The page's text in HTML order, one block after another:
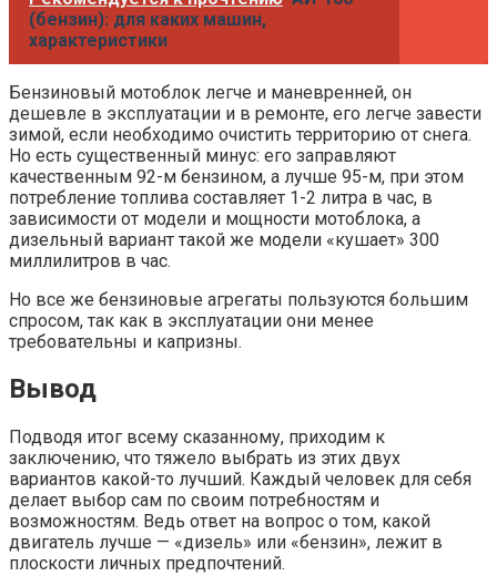
(бензин): для каких машин,
характеристики
Бензиновый мотоблок легче и маневренней, он
дешевле в эксплуатации и в ремонте, его легче завести
зимой, если необходимо очистить территорию от снега.
Но есть существенный минус: его заправляют
качественным 92-м бензином, а лучше 95-м, при этом
потребление топлива составляет 1-2 литра в час, в
зависимости от модели и мощности мотоблока, а
дизельный вариант такой же модели «кушает» 300
миллилитров в час.
Но все же бензиновые агрегаты пользуются большим
спросом, так как в эксплуатации они менее
требовательны и капризны.
Вывод
Подводя итог всему сказанному, приходим к
заключению, что тяжело выбрать из этих двух
вариантов какой-то лучший. Каждый человек для себя
делает выбор сам по своим потребностям и
возможностям. Ведь ответ на вопрос о том, какой
двигатель лучше — «дизель» или «бензин», лежит в
плоскости личных предпочтений.